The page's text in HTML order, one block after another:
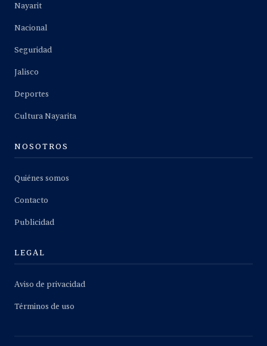
Nayarit
Nacional
Seguridad
Jalisco
Deportes
Cultura Nayarita
NOSOTROS
Quiénes somos
Contacto
Publicidad
LEGAL
Aviso de privacidad
Términos de uso